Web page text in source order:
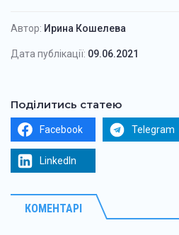
Автор: Ирина Кошелева
Дата публікації: 09.06.2021
Поділитись статею
Facebook Telegram
LinkedIn
КОМЕНТАРІ